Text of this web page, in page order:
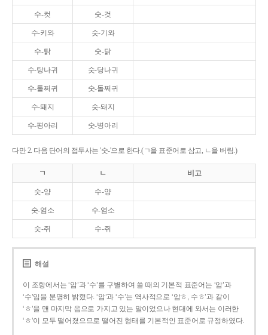
수-컷 숫-것
수-키와 숫-기와
수-탉 숫-닭
수-탕나귀 숫-당나귀
수-톨쩌귀 숫-돌쩌귀
수-퇘지 숫-돼지
수-평아리 숫-병아리
다만 2. 다음 단어의 접두사는 '숫-'으로 한다.(ㄱ을 표준어로 삼고, ㄴ을 버림.)
ㄱ ㄴ 비고
숫-양 수-양
숫-염소 수-염소
숫-쥐 수-쥐
해설
이 조항에서는 ‘암’과 ‘수’를 구별하여 쓸 때의 기본적 표준어는 ‘암’과
‘수’임을 분명히 밝혔다. ‘암’과 ‘수’는 역사적으로 ‘암ㅎ, 수ㅎ’과 같이
‘ㅎ’을 맨 마지막 음으로 가지고 있는 말이었으나 현대에 와서는 이러한
‘ㅎ’이 모두 떨어졌으므로 떨어진 형태를 기본적인 표준어로 규정하였다.